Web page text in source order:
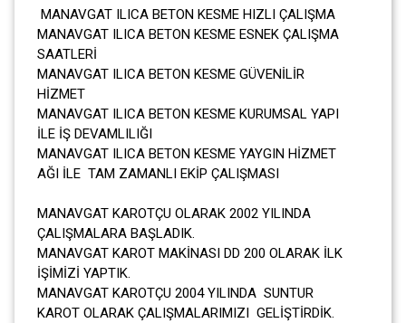
MANAVGAT ILICA BETON KESME HIZLI ÇALIŞMA
MANAVGAT ILICA BETON KESME ESNEK ÇALIŞMA
SAATLERİ
MANAVGAT ILICA BETON KESME GÜVENİLİR
HİZMET
MANAVGAT ILICA BETON KESME KURUMSAL YAPI
İLE İŞ DEVAMLILIĞI
MANAVGAT ILICA BETON KESME YAYGIN HİZMET
AĞI İLE TAM ZAMANLI EKİP ÇALIŞMASI
MANAVGAT KAROTÇU OLARAK 2002 YILINDA
ÇALIŞMALARA BAŞLADIK.
MANAVGAT KAROT MAKİNASI DD 200 OLARAK İLK
İŞİMİZİ YAPTIK.
MANAVGAT KAROTÇU 2004 YILINDA SUNTUR
KAROT OLARAK ÇALIŞMALARIMIZI GELİŞTİRDİK.